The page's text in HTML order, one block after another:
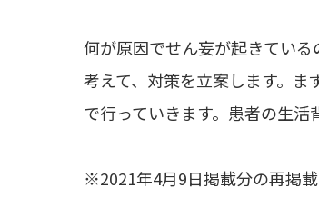
何が原因でせん妄が起きてい
考えて、対策を立案します。
で行っていきます。患者の生活
※2021年4月9日掲載分の再掲載